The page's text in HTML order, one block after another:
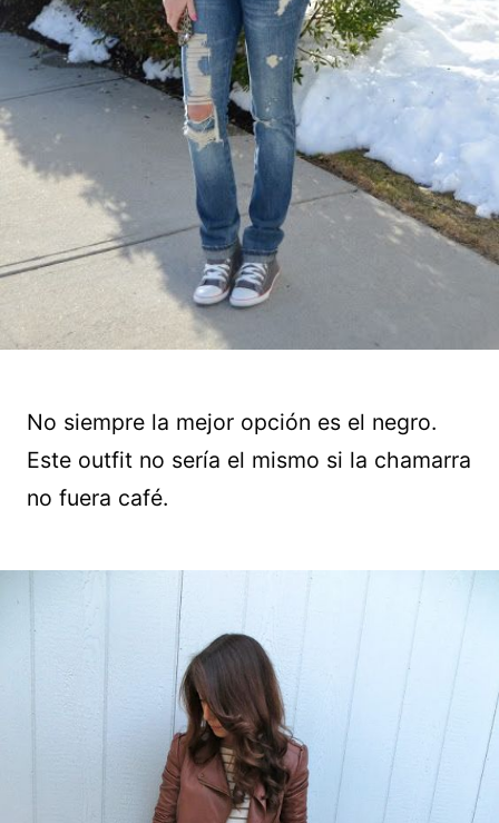
No siempre la mejor opción es el negro.
Este outfit no sería el mismo si la chamarra
no fuera café.